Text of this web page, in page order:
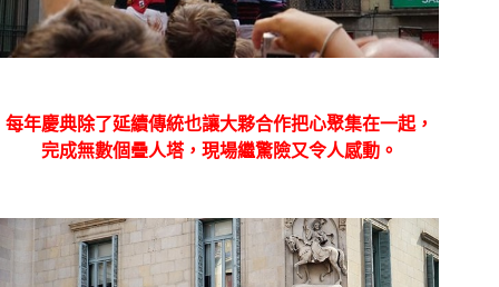
每年慶典除了延續傳統也讓大夥合作把心聚集在一起，
完成無數個疊人塔，現場繼驚險又令人感動。